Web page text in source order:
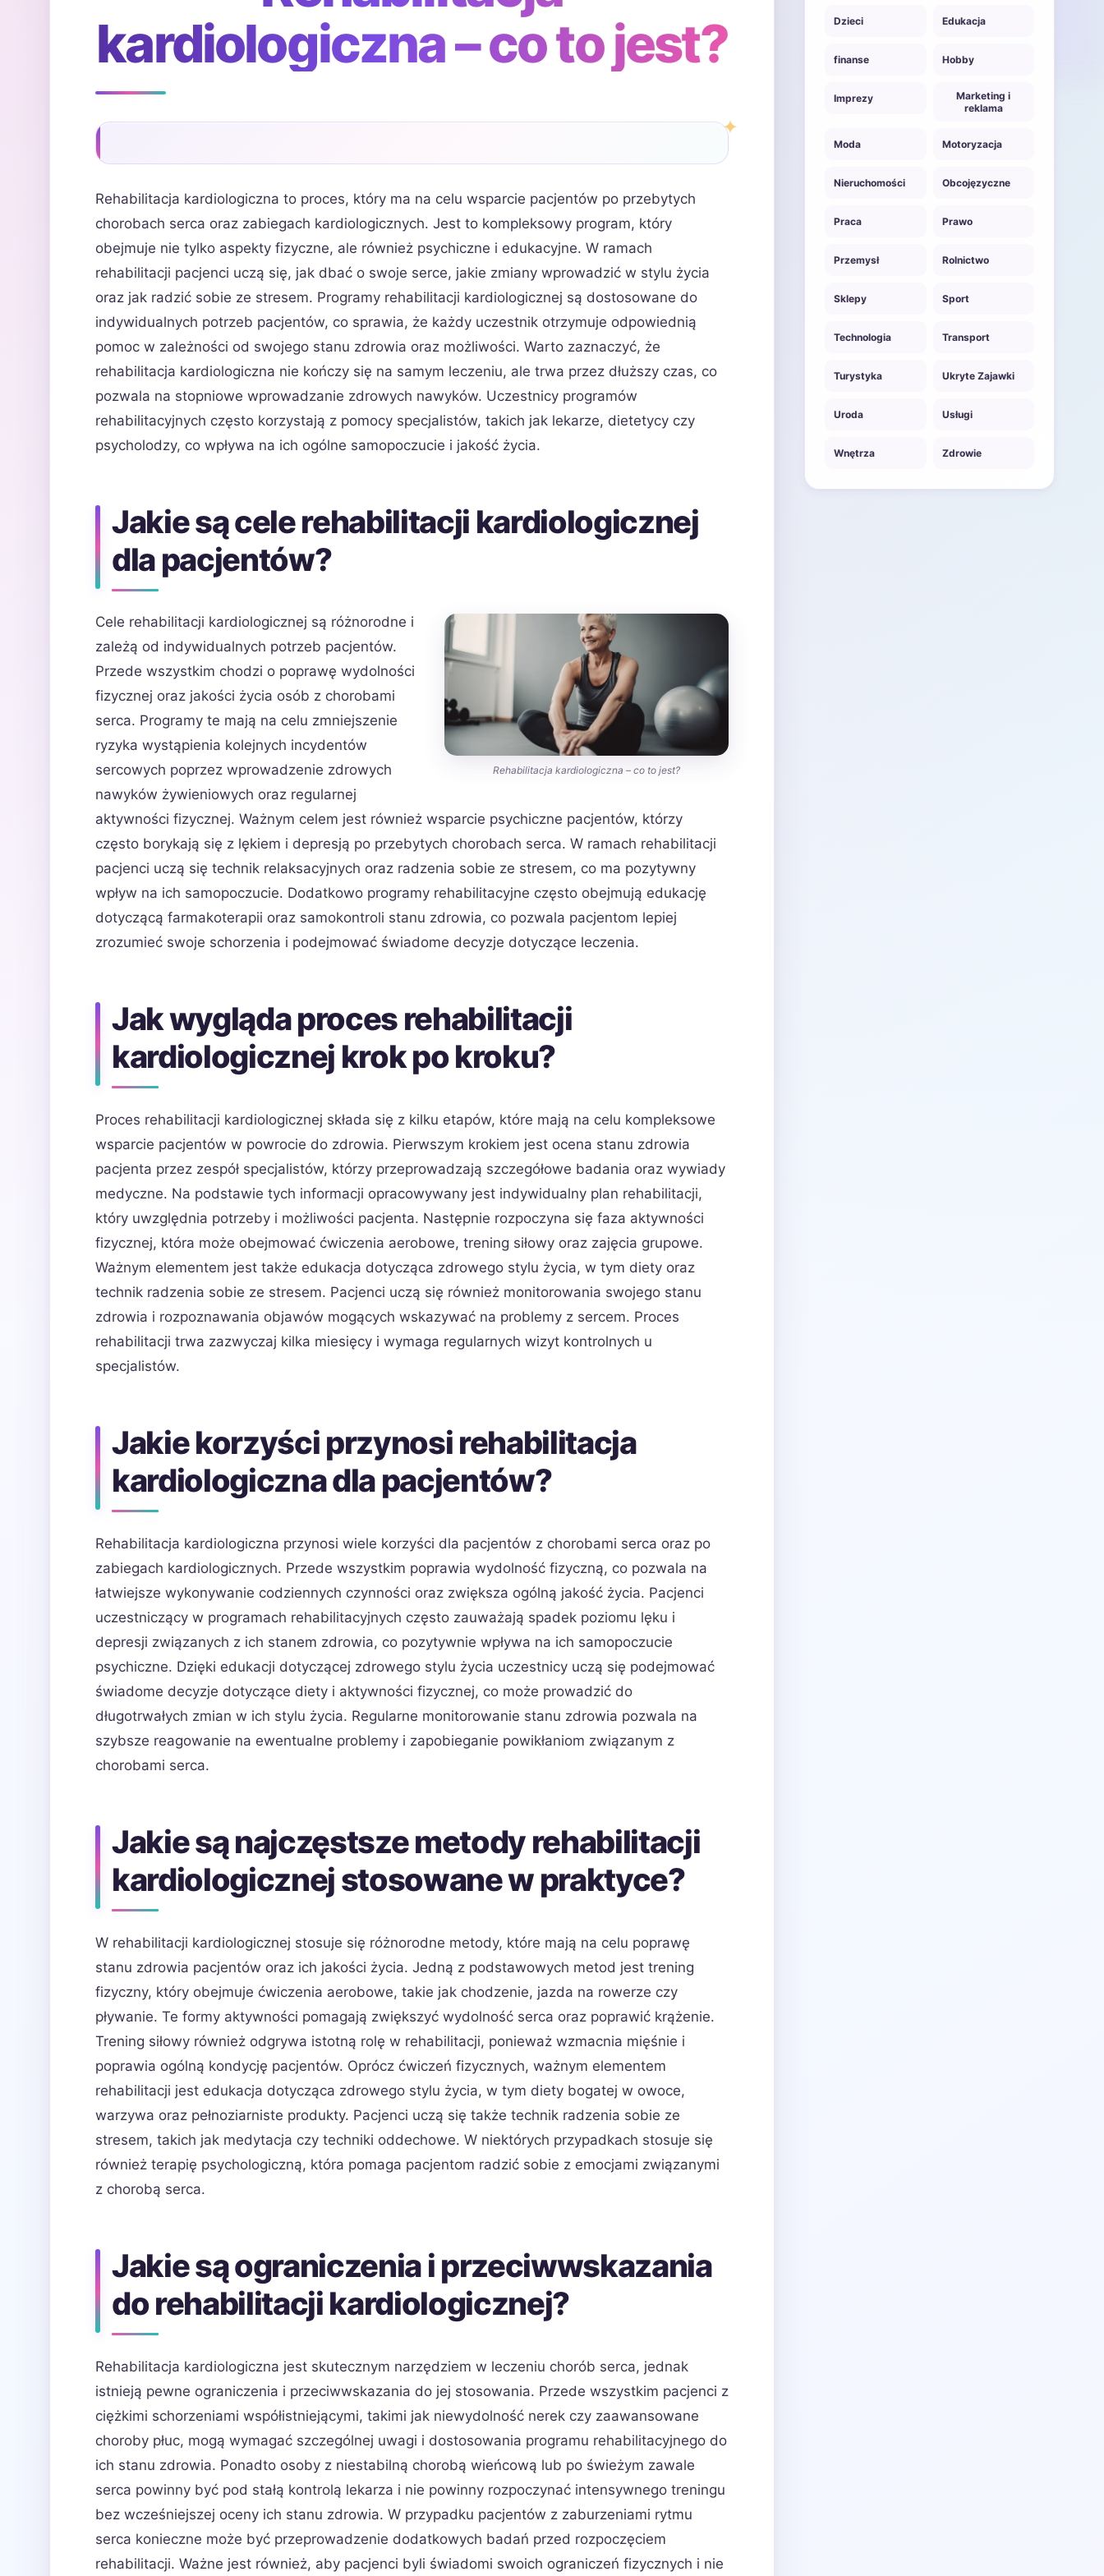
kardiologiczna – co to jest?
Rehabilitacja kardiologiczna to proces, który ma na celu wsparcie pacjentów po przebytych
chorobach serca oraz zabiegach kardiologicznych. Jest to kompleksowy program, który
obejmuje nie tylko aspekty fizyczne, ale również psychiczne i edukacyjne. W ramach
rehabilitacji pacjenci uczą się, jak dbać o swoje serce, jakie zmiany wprowadzić w stylu życia
oraz jak radzić sobie ze stresem. Programy rehabilitacji kardiologicznej są dostosowane do
indywidualnych potrzeb pacjentów, co sprawia, że każdy uczestnik otrzymuje odpowiednią
pomoc w zależności od swojego stanu zdrowia oraz możliwości. Warto zaznaczyć, że
rehabilitacja kardiologiczna nie kończy się na samym leczeniu, ale trwa przez dłuższy czas, co
pozwala na stopniowe wprowadzanie zdrowych nawyków. Uczestnicy programów
rehabilitacyjnych często korzystają z pomocy specjalistów, takich jak lekarze, dietetycy czy
psycholodzy, co wpływa na ich ogólne samopoczucie i jakość życia.
Jakie są cele rehabilitacji kardiologicznej
dla pacjentów?
Rehabilitacja kardiologiczna – co to jest?
Cele rehabilitacji kardiologicznej są różnorodne i
zależą od indywidualnych potrzeb pacjentów.
Przede wszystkim chodzi o poprawę wydolności
fizycznej oraz jakości życia osób z chorobami
serca. Programy te mają na celu zmniejszenie
ryzyka wystąpienia kolejnych incydentów
sercowych poprzez wprowadzenie zdrowych
nawyków żywieniowych oraz regularnej
aktywności fizycznej. Ważnym celem jest również wsparcie psychiczne pacjentów, którzy
często borykają się z lękiem i depresją po przebytych chorobach serca. W ramach rehabilitacji
pacjenci uczą się technik relaksacyjnych oraz radzenia sobie ze stresem, co ma pozytywny
wpływ na ich samopoczucie. Dodatkowo programy rehabilitacyjne często obejmują edukację
dotyczącą farmakoterapii oraz samokontroli stanu zdrowia, co pozwala pacjentom lepiej
zrozumieć swoje schorzenia i podejmować świadome decyzje dotyczące leczenia.
Jak wygląda proces rehabilitacji
kardiologicznej krok po kroku?
Proces rehabilitacji kardiologicznej składa się z kilku etapów, które mają na celu kompleksowe
wsparcie pacjentów w powrocie do zdrowia. Pierwszym krokiem jest ocena stanu zdrowia
pacjenta przez zespół specjalistów, którzy przeprowadzają szczegółowe badania oraz wywiady
medyczne. Na podstawie tych informacji opracowywany jest indywidualny plan rehabilitacji,
który uwzględnia potrzeby i możliwości pacjenta. Następnie rozpoczyna się faza aktywności
fizycznej, która może obejmować ćwiczenia aerobowe, trening siłowy oraz zajęcia grupowe.
Ważnym elementem jest także edukacja dotycząca zdrowego stylu życia, w tym diety oraz
technik radzenia sobie ze stresem. Pacjenci uczą się również monitorowania swojego stanu
zdrowia i rozpoznawania objawów mogących wskazywać na problemy z sercem. Proces
rehabilitacji trwa zazwyczaj kilka miesięcy i wymaga regularnych wizyt kontrolnych u
specjalistów.
Jakie korzyści przynosi rehabilitacja
kardiologiczna dla pacjentów?
Rehabilitacja kardiologiczna przynosi wiele korzyści dla pacjentów z chorobami serca oraz po
zabiegach kardiologicznych. Przede wszystkim poprawia wydolność fizyczną, co pozwala na
łatwiejsze wykonywanie codziennych czynności oraz zwiększa ogólną jakość życia. Pacjenci
uczestniczący w programach rehabilitacyjnych często zauważają spadek poziomu lęku i
depresji związanych z ich stanem zdrowia, co pozytywnie wpływa na ich samopoczucie
psychiczne. Dzięki edukacji dotyczącej zdrowego stylu życia uczestnicy uczą się podejmować
świadome decyzje dotyczące diety i aktywności fizycznej, co może prowadzić do
długotrwałych zmian w ich stylu życia. Regularne monitorowanie stanu zdrowia pozwala na
szybsze reagowanie na ewentualne problemy i zapobieganie powikłaniom związanym z
chorobami serca.
Jakie są najczęstsze metody rehabilitacji
kardiologicznej stosowane w praktyce?
W rehabilitacji kardiologicznej stosuje się różnorodne metody, które mają na celu poprawę
stanu zdrowia pacjentów oraz ich jakości życia. Jedną z podstawowych metod jest trening
fizyczny, który obejmuje ćwiczenia aerobowe, takie jak chodzenie, jazda na rowerze czy
pływanie. Te formy aktywności pomagają zwiększyć wydolność serca oraz poprawić krążenie.
Trening siłowy również odgrywa istotną rolę w rehabilitacji, ponieważ wzmacnia mięśnie i
poprawia ogólną kondycję pacjentów. Oprócz ćwiczeń fizycznych, ważnym elementem
rehabilitacji jest edukacja dotycząca zdrowego stylu życia, w tym diety bogatej w owoce,
warzywa oraz pełnoziarniste produkty. Pacjenci uczą się także technik radzenia sobie ze
stresem, takich jak medytacja czy techniki oddechowe. W niektórych przypadkach stosuje się
również terapię psychologiczną, która pomaga pacjentom radzić sobie z emocjami związanymi
z chorobą serca.
Jakie są ograniczenia i przeciwwskazania
do rehabilitacji kardiologicznej?
Rehabilitacja kardiologiczna jest skutecznym narzędziem w leczeniu chorób serca, jednak
istnieją pewne ograniczenia i przeciwwskazania do jej stosowania. Przede wszystkim pacjenci z
ciężkimi schorzeniami współistniejącymi, takimi jak niewydolność nerek czy zaawansowane
choroby płuc, mogą wymagać szczególnej uwagi i dostosowania programu rehabilitacyjnego do
ich stanu zdrowia. Ponadto osoby z niestabilną chorobą wieńcową lub po świeżym zawale
serca powinny być pod stałą kontrolą lekarza i nie powinny rozpoczynać intensywnego treningu
bez wcześniejszej oceny ich stanu zdrowia. W przypadku pacjentów z zaburzeniami rytmu
serca konieczne może być przeprowadzenie dodatkowych badań przed rozpoczęciem
rehabilitacji. Ważne jest również, aby pacjenci byli świadomi swoich ograniczeń fizycznych i nie
Dzieci Edukacja
finanse Hobby
Imprezy
Marketing i
reklama
Moda Motoryzacja
Nieruchomości Obcojęzyczne
Praca Prawo
Przemysł Rolnictwo
Sklepy Sport
Technologia Transport
Turystyka Ukryte Zajawki
Uroda Usługi
Wnętrza Zdrowie